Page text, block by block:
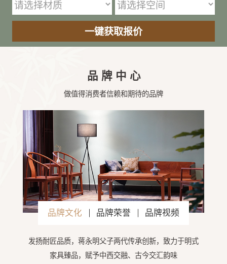
品牌中心
做值得消费者信赖和期待的品牌
品牌文化 品牌荣誉 品牌视频
发扬耐匠品质，蒋永明父子两代传承创新，致力于明式
家具臻品，赋予中西交融、古今交汇韵味